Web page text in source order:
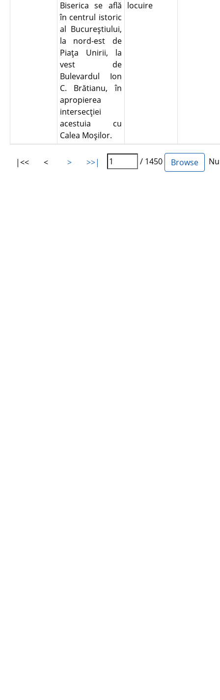
Biserica se află
în centrul istoric
al Bucureştiului,
la nord-est de
Piaţa Unirii, la
vest de
Bulevardul Ion
C. Brătianu, în
apropierea
intersecţiei
acestuia cu
Calea Moşilor.
locuire
|<< < > >>| / 1450